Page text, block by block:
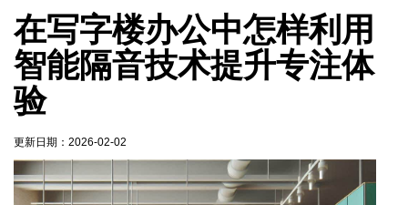
在写字楼办公中怎样利用
智能隔音技术提升专注体
验
更新日期： 2026-02-02